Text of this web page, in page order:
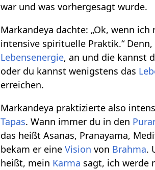
war und was vorhergesagt wurde.
Markandeya dachte: „Ok, wenn
intensive spirituelle Praktik.“
Lebensenergie, an und die kannst
oder du kannst wenigstens das
erreichen.
Markandeya praktizierte also
Tapas. Wann immer du in den
das heißt Asanas, Pranayama,
bekam er eineVision von Brahma.
heißt, mein Karma sagt, ich werde